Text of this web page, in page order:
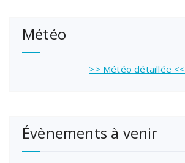
Météo
>> Météo détaillée <<
Évènements à venir